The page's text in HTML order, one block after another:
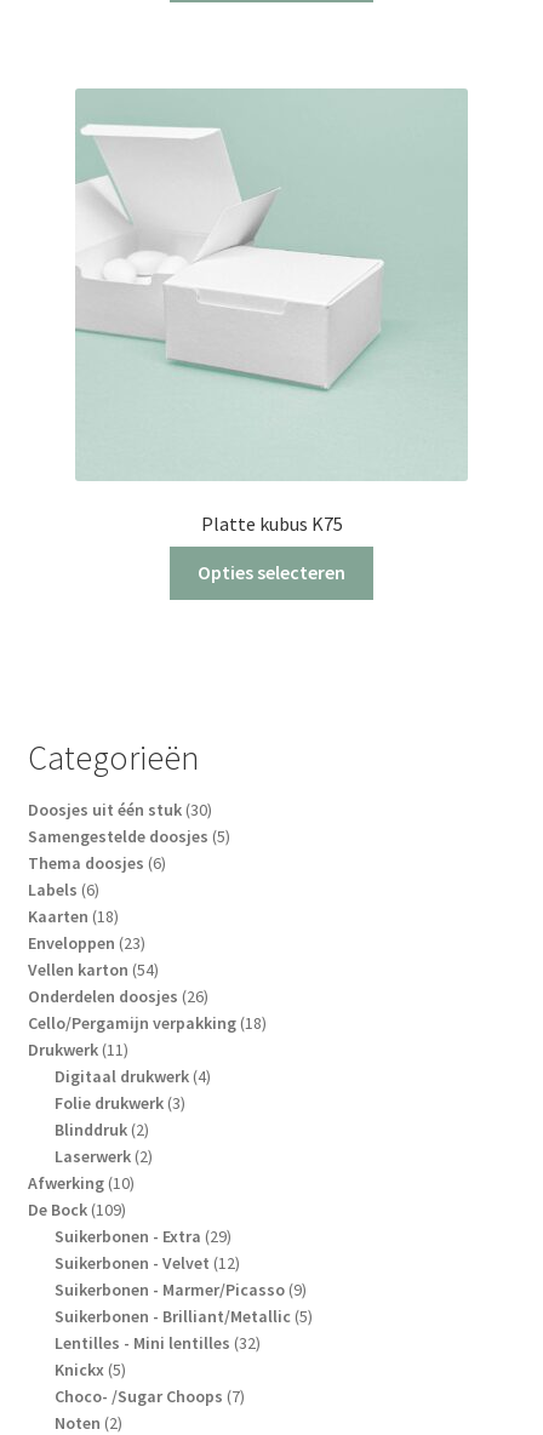
Platte kubus K75
Opties selecteren
Categorieën
Doosjes uit één stuk 3030
producten
Samengestelde doosjes 55
Thema doosjes 66
Labels 66
producten
Kaarten 1818
producten
Enveloppen 2323
producten
Vellen karton 5454
producten
Onderdelen doosjes 2626
producten
Cello/Pergamijn verpakking 1818
Drukwerk 1111
producten
Digitaal drukwerk 44
Folie drukwerk 33
Blinddruk 22
producten
Laserwerk 22
Afwerking 1010
De Bock 109109
producten
Suikerbonen - Extra 2929
producten
Suikerbonen - Velvet 1212
producten
Suikerbonen - Marmer/Picasso 99
producten
Suikerbonen - Brilliant/Metallic 55
Lentilles - Mini lentilles 3232
Knickx 55
producten
Choco- /Sugar Choops 77
Noten 22